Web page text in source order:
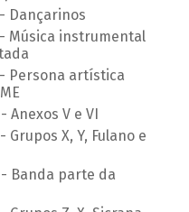
- Dançarinos
- Música instrumental
- Persona artística
- Anexos V e VI
- Grupos X, Y, Fulano e
- Banda parte da